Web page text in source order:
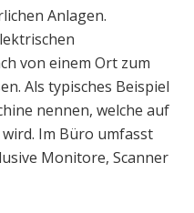
Anlagen.
von einem Ort zum
Als typisches Beispiel
nennen, welche auf
Im Büro umfasst
Monitore, Scanner